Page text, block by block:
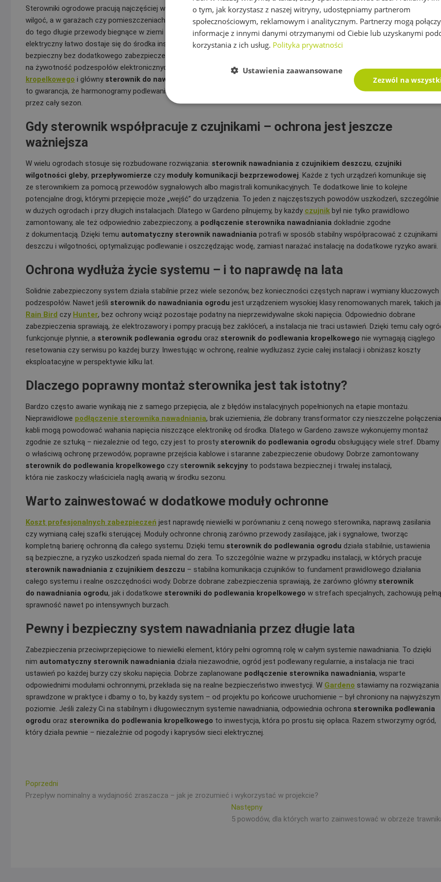
Sterowniki ogrodowe pracują najczęściej w trudnych warunkach. W studniach zaworowych i skrzynkach montażowych panuje
wilgoć, a w garażach czy pomieszczeniach gospodarczych – duże zmiany temperatur między dniem a nocą. Jeśli dodamy
do tego długie przewody biegnące w ziemi lub pod nawierzchnią, mamy gotowy przepis na sytuacje, w których impuls
elektryczny łatwo dostaje się do środka instalacji. W takich warunkach nawet najlepszysterownik podlewania ogrodu
bezpieczny bez dodatkowego zabezpieczenia. Wilgoć przyspiesza korozję styków i złącz, a zmiany temperatur wpływają
na żywotność podzespołów elektronicznych. Profesjonalnie chroniony system – w którymsterownik do podlewania
kropelkowego i główny sterownik do nawadniania ogrodu
wspierane są przez odpowiednio dobrane zabezpieczenia –
to gwarancja, że harmonogramy podlewania nie znikną po pierwszej letniej burzy i że ogród będzie regularnie nawadniany
przez cały sezon.
Gdy sterownik współpracuje z czujnikami – ochrona jest jeszcze
ważniejsza
W wielu ogrodach stosuje się rozbudowane rozwiązania: sterownik nawadniania z czujnikiem deszczu, czujniki
wilgotności gleby, przepływomierze czy moduły komunikacji bezprzewodowej. Każde z tych urządzeń komunikuje się
ze sterownikiem za pomocą przewodów sygnałowych albo magistrali komunikacyjnych. Te dodatkowe linie to kolejne
potencjalne drogi, którymi przepięcie może „wejść” do urządzenia. To jeden z najczęstszych powodów uszkodzeń, szczególnie
w dużych ogrodach i przy długich instalacjach. Dlatego w Gardeno pilnujemy, by każdy czujnik był nie tylko prawidłowo
zamontowany, ale też odpowiednio zabezpieczony, a podłączenie sterownika nawadniania dokładnie zgodne
z dokumentacją. Dzięki temu automatyczny sterownik nawadniania potrafi w sposób stabilny współpracować z czujnikami
deszczu i wilgotności, optymalizując podlewanie i oszczędzając wodę, zamiast narażać instalację na dodatkowe ryzyko awarii.
Ochrona wydłuża życie systemu – i to naprawdę na lata
Solidnie zabezpieczony system działa stabilnie przez wiele sezonów, bez konieczności częstych napraw i wymiany kluczowych
podzespołów. Nawet jeśli sterownik do nawadniania ogrodu jest urządzeniem wysokiej klasy renomowanych marek, takich
Rain Bird czy Hunter, bez ochrony wciąż pozostaje podatny na nieprzewidywalne skoki napięcia. Odpowiednio dobrane
zabezpieczenia sprawiają, że elektrozawory i pompy pracują bez zakłóceń, a instalacja nie traci ustawień. Dzięki temu cały
funkcjonuje płynnie, a sterownik podlewania ogrodu oraz sterownik do podlewania kropelkowego nie wymagają ciągłego
resetowania czy serwisu po każdej burzy. Inwestując w ochronę, realnie wydłużasz życie całej instalacji i obniżasz koszty
eksploatacyjne w perspektywie kilku lat.
Dlaczego poprawny montaż sterownika jest tak istotny?
Bardzo często awarie wynikają nie z samego przepięcia, ale z błędów instalacyjnych popełnionych na etapie montażu.
Nieprawidłowe podłączenie sterownika nawadniania, brak uziemienia, źle dobrany transformator czy nieszczelne połączenia
kabli mogą powodować wahania napięcia niszczące elektronikę od środka. Dlatego w Gardeno zawsze wykonujemy montaż
zgodnie ze sztuką – niezależnie od tego, czy jest to prosty sterownik do podlewania ogrodu obsługujący wiele stref. Dbamy
o właściwą ochronę przewodów, poprawne przejścia kablowe i staranne zabezpieczenie obudowy. Dobrze zamontowany
sterownik do podlewania kropelkowego czy sterownik sekcyjny to podstawa bezpiecznej i trwałej instalacji,
która nie zaskoczy właściciela nagłą awarią w środku sezonu.
Warto zainwestować w dodatkowe moduły ochronne
Koszt profesjonalnych zabezpieczeń jest naprawdę niewielki w porównaniu z ceną nowego sterownika, naprawą zasilania
czy wymianą całej szafki sterującej. Moduły ochronne chronią zarówno przewody zasilające, jak i sygnałowe, tworząc
kompletną barierę ochronną dla całego systemu. Dzięki temu sterownik do podlewania ogrodu działa stabilnie, ustawienia
są bezpieczne, a ryzyko uszkodzeń spada niemal do zera. To szczególnie ważne w przypadku instalacji, w których pracuje
sterownik nawadniania z czujnikiem deszczu – stabilna komunikacja czujników to fundament prawidłowego działania
całego systemu i realne oszczędności wody. Dobrze dobrane zabezpieczenia sprawiają, że zarówno główny sterownik
do nawadniania ogrodu, jak i dodatkowe sterowniki do podlewania kropelkowego w strefach specjalnych, zachowują pełną
sprawność nawet po intensywnych burzach.
Pewny i bezpieczny system nawadniania przez długie lata
Zabezpieczenia przeciwprzepięciowe to niewielki element, który pełni ogromną rolę w całym systemie nawadniania. To dzięki
nim automatyczny sterownik nawadniania działa niezawodnie, ogród jest podlewany regularnie, a instalacja nie traci
ustawień po każdej burzy czy skoku napięcia. Dobrze zaplanowane podłączenie sterownika nawadniania, wsparte
odpowiednimi modułami ochronnymi, przekłada się na realne bezpieczeństwo inwestycji. W Gardeno stawiamy na rozwiązania
sprawdzone w praktyce i dbamy o to, by każdy system – od projektu po końcowe uruchomienie – był chroniony na najwyższym
poziomie. Jeśli zależy Ci na stabilnym i długowiecznym systemie nawadniania, odpowiednia ochrona sterownika podlewania
ogrodu oraz sterownika do podlewania kropelkowego to inwestycja, która po prostu się opłaca. Razem stworzymy ogród,
który działa pewnie – niezależnie od pogody i kaprysów sieci elektrycznej.
Nawigacja
wpisu
Poprzedni
wpis:
Przepływ nominalny a wydajność zraszacza – jak je zrozumieć i wykorzystać w projekcie?
NastępnyNastępny
wpis:
5 powodów, dla których warto zainwestować w obrzeże
o tym, jak korzystasz z naszej witryny, udostępniamy partnerom
społecznościowym, reklamowym i analitycznym. Partnerzy mogą
informacje z innymi danymi otrzymanymi od Ciebie lub uzyskanymi
korzystania z ich usług. Polityka prywatności
Zezwól na
Ustawienia zaawansowane